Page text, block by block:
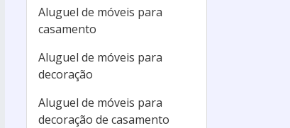
Aluguel de móveis para
casamento
Aluguel de móveis para
decoração
Aluguel de móveis para
decoração de casamento